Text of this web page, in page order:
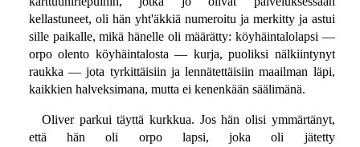
kellastuneet, oli hän yht'äkkiä numeroitu ja merkitty ja astui
sille paikalle, mikä hänelle oli määrätty: köyhäintalolapsi —
orpo olento köyhäintalosta — kurja, puoliksi nälkiintynyt
raukka — jota tyrkittäisiin ja lennätettäisiin maailman läpi,
kaikkien halveksimana, mutta ei kenenkään säälimänä.
Oliver parkui täyttä kurkkua. Jos hän olisi ymmärtänyt,
että hän oli orpo lapsi, joka oli jätetty